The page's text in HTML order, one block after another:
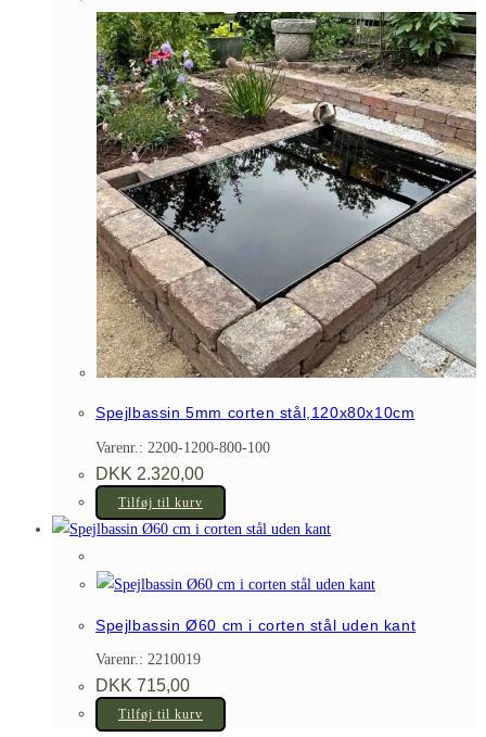
Spejlbassin 5mm corten stål,120x80x10cm
Varenr.: 2200-1200-800-100
DKK 2.320,00
Tilføj til kurv
Spejlbassin Ø60 cm i corten stål uden kant
Varenr.: 2210019
DKK 715,00
Tilføj til kurv